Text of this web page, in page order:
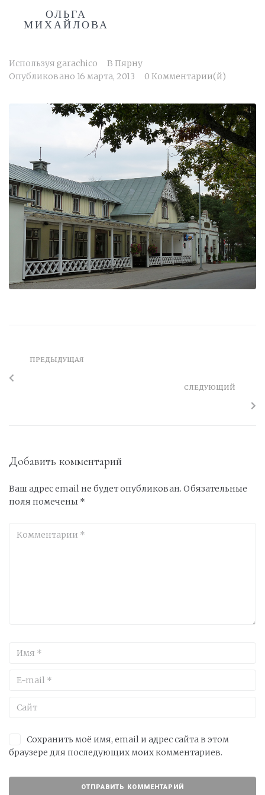
ОЛЬГА
МИХАЙЛОВА
Используя garachico В Пярну
Опубликовано 16 марта, 2013 0 Комментарии(й)
ПРЕДЫДУЩАЯ
СЛЕДУЮЩИЙ
Добавить комментарий
Ваш адрес email не будет опубликован. Обязательные
поля помечены *
Сохранить моё имя, email и адрес сайта в этом
браузере для последующих моих комментариев.